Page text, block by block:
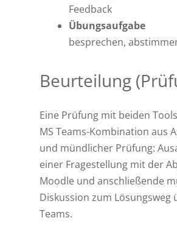
Feedback
Übungsaufgabe
besprechen,
Beurteilung
Eine Prüfung mit beiden
MS Teams-Kombination aus
und mündlicher Prüfung:
einer Fragestellung mit der
Moodle und anschließende
Diskussion zum Lösungsweg
Teams.